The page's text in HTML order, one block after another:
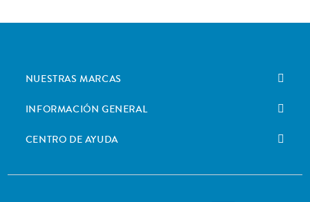
NUESTRAS MARCAS
INFORMACIÓN GENERAL
CENTRO DE AYUDA